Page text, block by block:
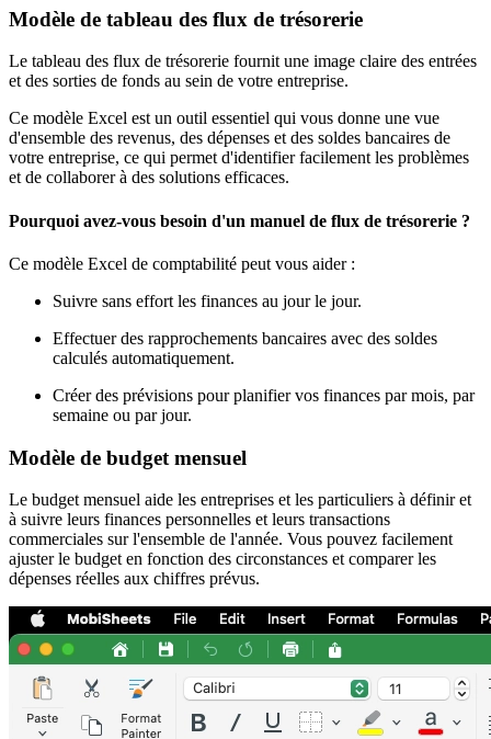
Modèle de tableau des flux de trésorerie
Le tableau des flux de trésorerie fournit une image claire des entrées
et des sorties de fonds au sein de votre entreprise.
Ce modèle Excel est un outil essentiel qui vous donne une vue
d'ensemble des revenus, des dépenses et des soldes bancaires de
votre entreprise, ce qui permet d'identifier facilement les problèmes
et de collaborer à des solutions efficaces.
Pourquoi avez-vous besoin d'un manuel de flux de trésorerie ?
Ce modèle Excel de comptabilité peut vous aider :
Suivre sans effort les finances au jour le jour.
Effectuer des rapprochements bancaires avec des soldes
calculés automatiquement.
Créer des prévisions pour planifier vos finances par mois, par
semaine ou par jour.
Modèle de budget mensuel
Le budget mensuel aide les entreprises et les particuliers à définir et
à suivre leurs finances personnelles et leurs transactions
commerciales sur l'ensemble de l'année. Vous pouvez facilement
ajuster le budget en fonction des circonstances et comparer les
dépenses réelles aux chiffres prévus.